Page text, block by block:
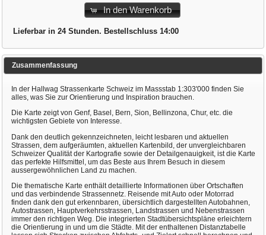
In den Warenkorb
Lieferbar in 24 Stunden. Bestellschluss 14:00
Zusammenfassung
In der Hallwag Strassenkarte Schweiz im Massstab 1:303'000 finden Sie
alles, was Sie zur Orientierung und Inspiration brauchen.
Die Karte zeigt von Genf, Basel, Bern, Sion, Bellinzona, Chur, etc. die
wichtigsten Gebiete von Interesse.
Dank den deutlich gekennzeichneten, leicht lesbaren und aktuellen
Strassen, dem aufgeräumten, aktuellen Kartenbild, der unvergleichbaren
Schweizer Qualität der Kartografie sowie der Detailgenauigkeit, ist die Karte
das perfekte Hilfsmittel, um das Beste aus Ihrem Besuch in diesem
aussergewöhnlichen Land zu machen.
Die thematische Karte enthält detaillierte Informationen über Ortschaften
und das verbindende Strassennetz. Reisende mit Auto oder Motorrad
finden dank den gut erkennbaren, übersichtlich dargestellten Autobahnen,
Autostrassen, Hauptverkehrsstrassen, Landstrassen und Nebenstrassen
immer den richtigen Weg. Die integrierten Stadtübersichtspläne erleichtern
die Orientierung in und um die Städte. Mit der enthaltenen Distanztabelle